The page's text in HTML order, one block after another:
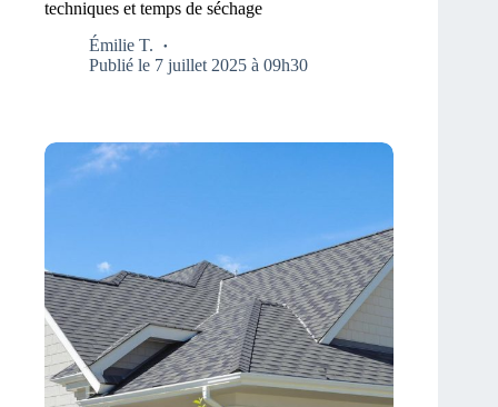
techniques et temps de séchage
Émilie T.
Publié le 7 juillet 2025 à 09h30